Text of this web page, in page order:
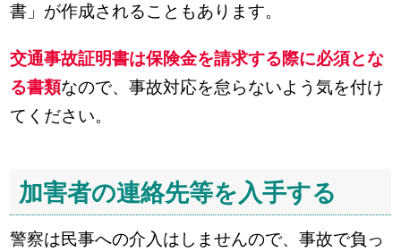
書」が作成されることもあります。
交通事故証明書は保険金を請求する際に必須とな
る書類なので、事故対応を怠らないよう気を付け
てください。
加害者の連絡先等を入手する
警察は民事への介入はしませんので、事故で負っ